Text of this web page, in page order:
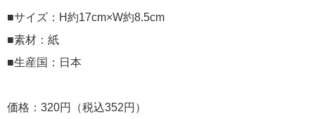
■サイズ：H約17cm×W約8.5cm
■素材：紙
■生産国：日本
価格：320円（税込352円）